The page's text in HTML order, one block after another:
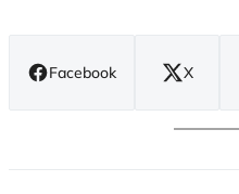
Facebook
(se
X
(se
en